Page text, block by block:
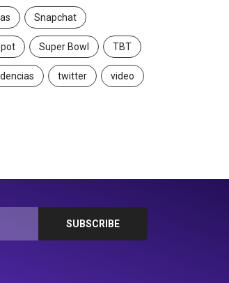
Snapchat
Super Bowl TBT
twitter video